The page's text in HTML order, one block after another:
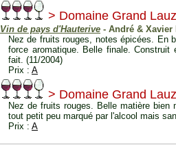
> Domaine Grand
Vin de pays d'Hauterive - André & Xavier
Nez de fruits rouges, notes épicées. En
force aromatique. Belle finale.
fait. (11/2004)
Prix : A
> Domaine Grand
Nez de fruits rouges. Belle matière bien
tout petit peu marqué par l'alcool mais
Prix : A